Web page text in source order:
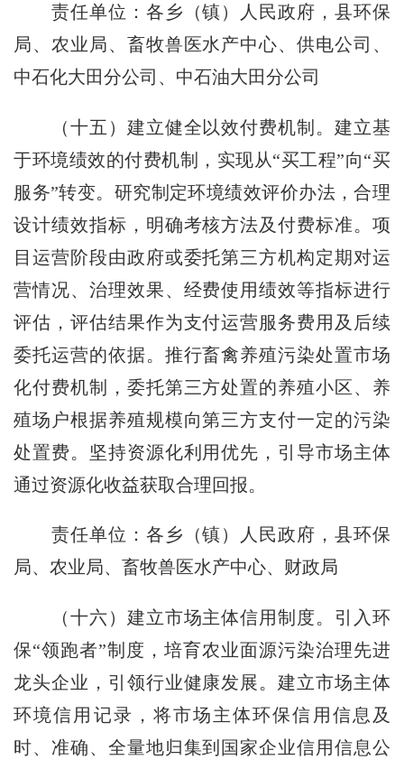
责任单位：各乡（镇）人民政府，县环保
局、农业局、畜牧兽医水产中心、供电公司、
中石化大田分公司、中石油大田分公司
（十五）建立健全以效付费机制。建立基
于环境绩效的付费机制，实现从“买工程”向“买
服务”转变。研究制定环境绩效评价办法，合理
设计绩效指标，明确考核方法及付费标准。项
目运营阶段由政府或委托第三方机构定期对运
营情况、治理效果、经费使用绩效等指标进行
评估，评估结果作为支付运营服务费用及后续
委托运营的依据。推行畜禽养殖污染处置市场
化付费机制，委托第三方处置的养殖小区、养
殖场户根据养殖规模向第三方支付一定的污染
处置费。坚持资源化利用优先，引导市场主体
通过资源化收益获取合理回报。
责任单位：各乡（镇）人民政府，县环保
局、农业局、畜牧兽医水产中心、财政局
（十六）建立市场主体信用制度。引入环
保“领跑者”制度，培育农业面源污染治理先进
龙头企业，引领行业健康发展。建立市场主体
环境信用记录，将市场主体环保信用信息及
时、准确、全量地归集到国家企业信用信息公